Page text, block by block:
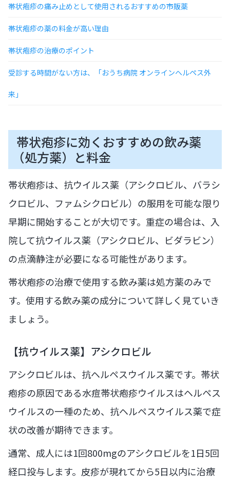
帯状疱疹の痛み止めとして使用されるおすすめの市販薬
帯状疱疹の薬の料金が高い理由
帯状疱疹の治療のポイント
受診する時間がない方は、「おうち病院 オンラインヘルペス外
来」
帯状疱疹に効くおすすめの飲み薬
（処方薬）と料金
帯状疱疹は、抗ウイルス薬（アシクロビル、バラシ
クロビル、ファムシクロビル）の服用を可能な限り
早期に開始することが大切です。重症の場合は、入
院して抗ウイルス薬（アシクロビル、ビダラビン）
の点滴静注が必要になる可能性があります。
帯状疱疹の治療で使用する飲み薬は処方薬のみで
す。使用する飲み薬の成分について詳しく見ていき
ましょう。
【抗ウイルス薬】アシクロビル
アシクロビルは、抗ヘルペスウイルス薬です。帯状
疱疹の原因である水痘帯状疱疹ウイルスはヘルペス
ウイルスの一種のため、抗ヘルペスウイルス薬で症
状の改善が期待できます。
通常、成人には1回800mgのアシクロビルを1日5回
経口投与します。皮疹が現れてから5日以内に治療